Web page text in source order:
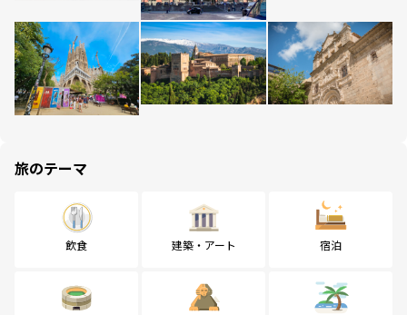
旅のテーマ
飲食 建築・アート 宿泊